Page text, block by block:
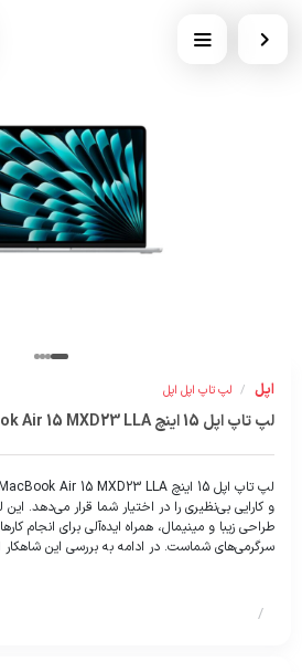
اپل / لپ تاپ اپل اپل
لپ تاپ اپل 15 اینچ MacBook Air 15 MXD23 LLA
و کارایی بی‌نظیری را در اختیار شما قرار می‌دهد.
طراحی زیبا و مینیمال، همراه ایده‌آلی برای انجام
سرگرمی‌های شماست. در ادامه به بررسی این
/